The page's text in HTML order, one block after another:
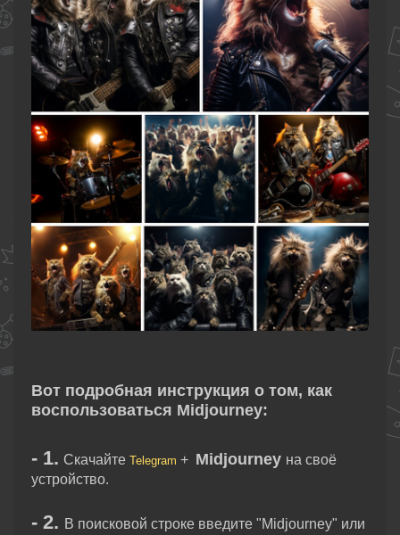
Вот подробная инструкция о том, как
воспользоваться Midjourney:
- 1. Скачайте Telegram + Midjourney на своё
устройство.
- 2. В поисковой строке введите "Midjourney" или